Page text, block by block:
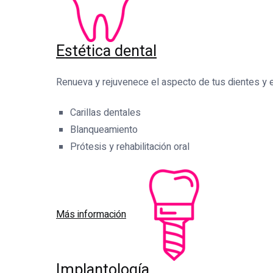
Estética dental
Renueva y rejuvenece el aspecto de tus dientes y
Carillas dentales
Blanqueamiento
Prótesis y rehabilitación oral
Más información